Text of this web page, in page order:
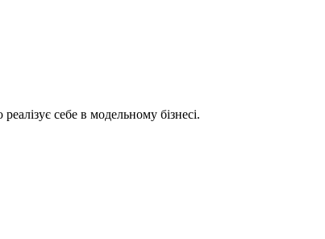
себе в модельному бізнесі.